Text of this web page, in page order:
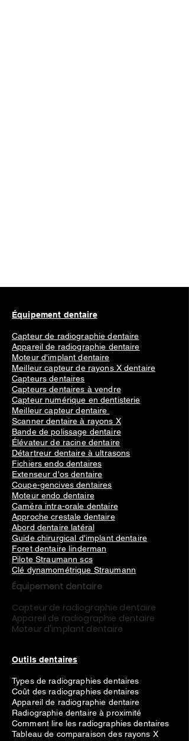
Équipement dentaire
Capteur de radiographie dentaire
Appareil de radiographie dentaire
Moteur d'implant dentaire
Meilleur capteur de rayons X dentaire
Capteurs dentaires
Capteurs dentaires à vendre
Capteur numérique en dentisterie
Meilleur capteur dentaire
Scanner dentaire à rayons X
Bande de polissage dentaire
Élévateur de racine dentaire
Détartreur dentaire à ultrasons
Fichiers endo dentaires
Extenseur d'os dentaire
Coupe-gencives dentaires
Moteur endo dentaire
Caméra intra-orale dentaire
Approche crestale dentaire
Abord dentaire latéral
Guide chirurgical d'implant dentaire
Foret dentaire linderman
Pilote Straumann scs
Clé dynamométrique Straumann
Équipement dentaire
Capteur de radiographie dentaire
Appareil de radiographie dentaire
Moteur d'implant dentaire
Outils dentaires
Types de radiographies dentaires
Coût des radiographies dentaires
Appareil de radiographie dentaire
Radiographie dentaire à proximité
Comment lire les radiographies dentaires
Tableau de comparaison des rayons X